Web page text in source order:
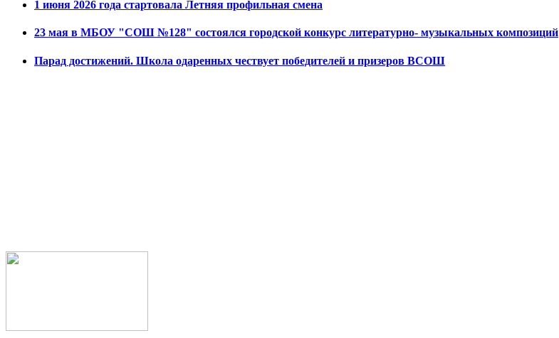
1 июня 2026 года стартовала Летняя профильная смена
23 мая в МБОУ "СОШ №128" состоялся городской конкурс литературно- музыкальных композиций
Парад достижений. Школа одаренных чествует победителей и призеров ВСОШ